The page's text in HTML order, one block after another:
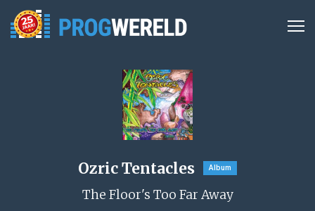
Ozric Tentacles Album
The Floor's Too Far Away